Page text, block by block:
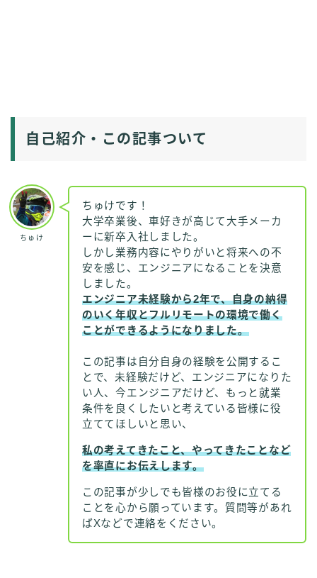
自己紹介・この記事ついて
ちゅけ
ちゅけです！
大学卒業後、車好きが高じて大手メーカ
ーに新卒入社しました。
しかし業務内容にやりがいと将来への不
安を感じ、エンジニアになることを決意
しました。
エンジニア未経験から2年で、自身の納得
のいく年収とフルリモートの環境で働く
ことができるようになりました。
この記事は自分自身の経験を公開するこ
とで、未経験だけど、エンジニアになりた
い人、今エンジニアだけど、もっと就業
条件を良くしたいと考えている皆様に役
立ててほしいと思い、
私の考えてきたこと、やってきたことなど
を率直にお伝えします。
この記事が少しでも皆様のお役に立てる
ことを心から願っています。質問等があれ
ばXなどで連絡をください。